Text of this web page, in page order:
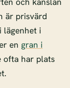
är prisvärd
lägenhet i
en gran i
ofta har plats